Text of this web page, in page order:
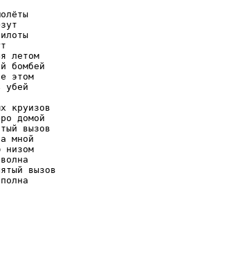
летом
бомбей
этом
убей
круизов
домой
вызов
мной
низом
вызов